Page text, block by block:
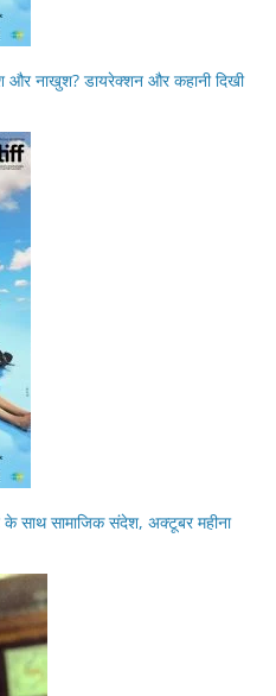
और नाखुश? डायरेक्शन और कहानी दिखी
के साथ सामाजिक संदेश, अक्टूबर महीना